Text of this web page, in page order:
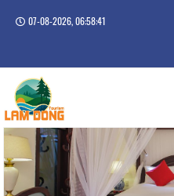
07-08-2026, 06:58:41